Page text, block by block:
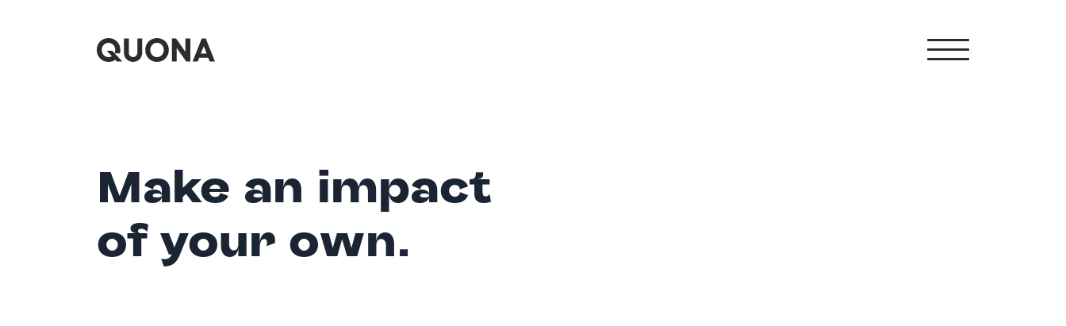
Make an impact
of your own.